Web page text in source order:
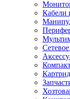
Кабели